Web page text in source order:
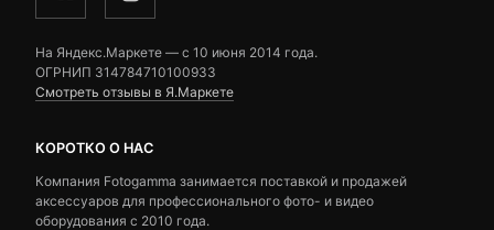
На Яндекс.Маркете — c 10 июня 2014 года.
ОГРНИП 314784710100933
Смотреть отзывы в Я.Маркете
КОРОТКО О НАС
Компания Fotogamma занимается поставкой и продажей
аксессуаров для профессионального фото- и видео
оборудования с 2010 года.